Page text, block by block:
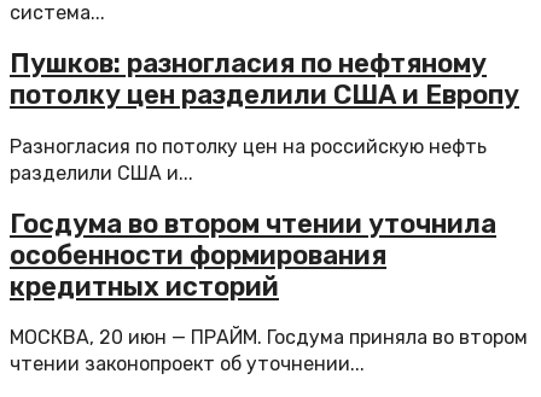
система...
Пушков: разногласия по нефтяному
потолку цен разделили США и Европу
Разногласия по потолку цен на российскую нефть
разделили США и...
Госдума во втором чтении уточнила
особенности формирования
кредитных историй
МОСКВА, 20 июн — ПРАЙМ. Госдума приняла во втором
чтении законопроект об уточнении...